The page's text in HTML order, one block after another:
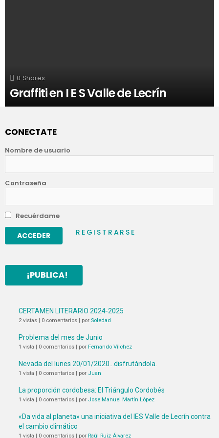
0 Shares
Graffiti en I E S Valle de Lecrín
CONECTATE
Nombre de usuario
Contraseña
Recuérdame
REGISTRARSE
¡PUBLICA!
CERTAMEN LITERARIO 2024-2025
2 vistas 0 comentarios por Soledad
Problema del mes de Junio
1 vista 0 comentarios por Fernando Vílchez
Nevada del lunes 20/01/2020…disfrutándola.
1 vista 0 comentarios por Juan
La proporción cordobesa: El Triángulo Cordobés
1 vista 0 comentarios por Jose Manuel Martín López
«Da vida al planeta» una iniciativa del IES Valle de Lecrín contra
el cambio climático
1 vista 0 comentarios por Raúl Ruiz Álvarez